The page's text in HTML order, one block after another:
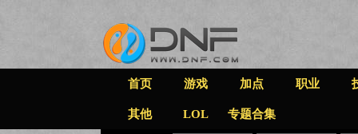
首页 游戏 加点 职业
其他 LOL 专题合集